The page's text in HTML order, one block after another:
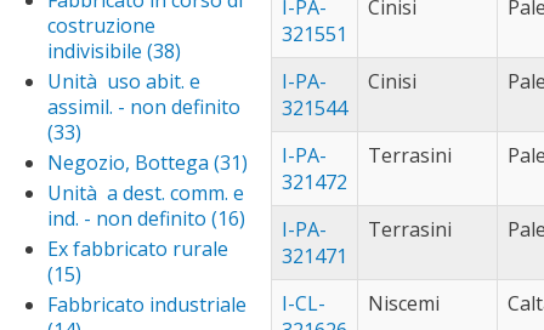
erice
furnari (93)
filter
gela
filter
licata (109)
Apply
mazara del
vallo (68)
Apply
del
vallo
misilmeri (63)
(30)Apply
monreale
filter
- non
definito
filter
costruzione
indivisibile (38)
Fabbricato
in corso di
costruzione
indivisibile
filter
Unità uso abit. e
assimil. - non definito
(33)
abit. e assimil. - non
definito filter
Negozio, Bottega (31) Apply
Negozio,
Bottega
filter
Unità a dest. comm. e
ind. - non definito (16) Apply
Unità
a dest.
comm.
e ind. -
Ex fabbricato rurale
(15)
rurale filter
Fabbricato industriale
I-PA-
321551
Cinisi
I-PA-
321544
Cinisi
I-PA-
321472
Terrasini
I-PA-
321471
Terrasini
I-CL-
Niscemi